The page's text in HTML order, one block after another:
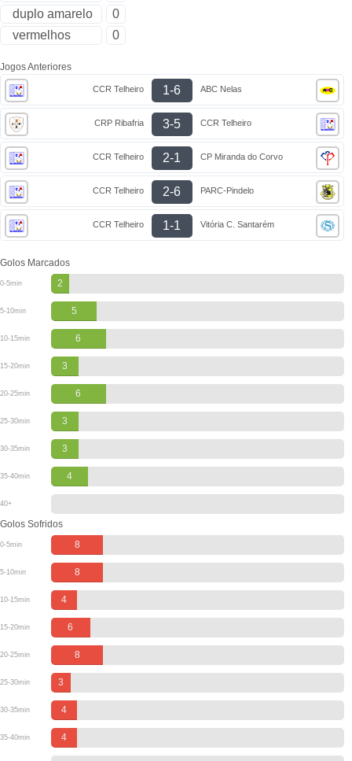
duplo amarelo
0
vermelhos
0
Jogos Anteriores
CCR Telheiro 1-6 ABC Nelas
CRP Ribafria 3-5 CCR Telheiro
CCR Telheiro 2-1 CP Miranda do Corvo
CCR Telheiro 2-6 PARC-Pindelo
CCR Telheiro 1-1 Vitória C. Santarém
Golos Marcados
0-5min 2
5-10min 5
10-15min 6
15-20min 3
20-25min 6
25-30min 3
30-35min 3
35-40min 4
40+
Golos Sofridos
0-5min 8
5-10min 8
10-15min 4
15-20min 6
20-25min 8
25-30min 3
30-35min 4
35-40min 4